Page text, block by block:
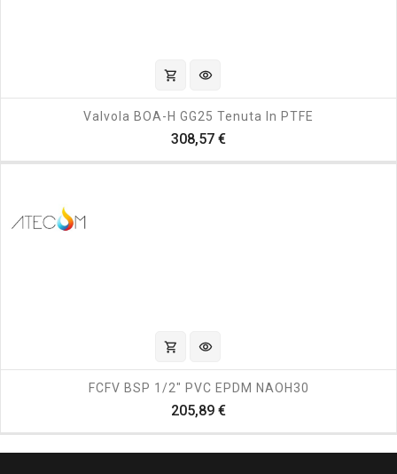
shopping_cart visibility
Valvola BOA-H GG25 Tenuta In PTFE
308,57 €Prezzo
shopping_cart visibility
FCFV BSP 1/2" PVC EPDM NAOH30
205,89 €Prezzo